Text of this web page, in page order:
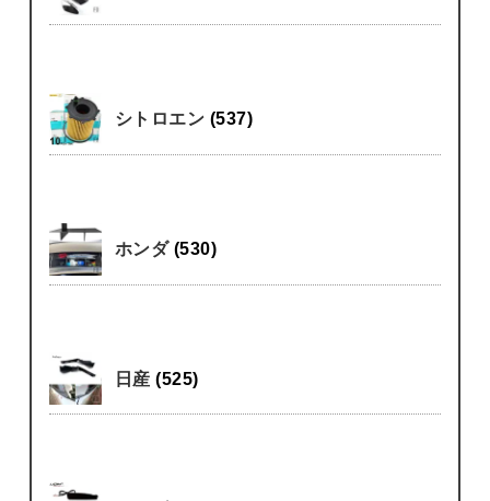
シトロエン (537)
ホンダ (530)
日産(525)